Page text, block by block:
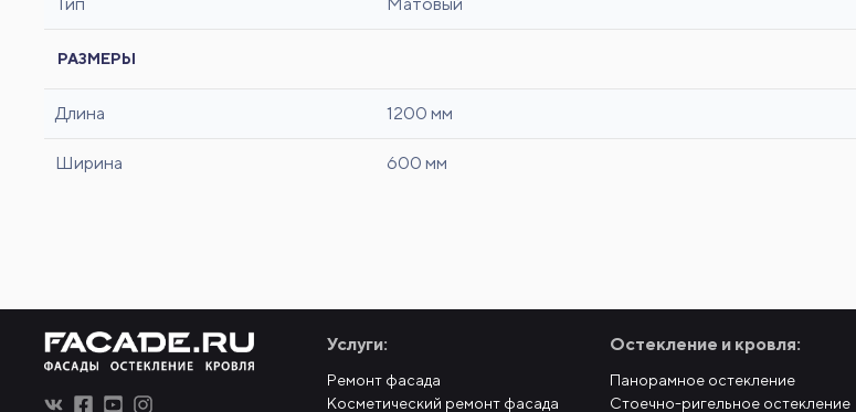
РАЗМЕРЫ
Длина 1200 мм
Ширина 600 мм
Услуги:
Ремонт фасада
Косметический ремонт фасада
Остекление и кровля:
Панорамное остекление
Стоечно-ригельное остекление